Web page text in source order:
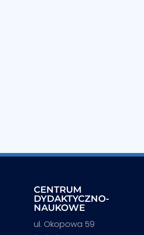
CENTRUM
DYDAKTYCZNO-
NAUKOWE
ul. Okopowa 59